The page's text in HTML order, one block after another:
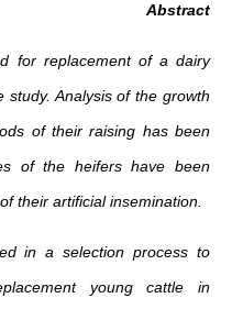
Abstract
for replacement of a dairy
Analysis of the growth
of their raising has been
of the heifers have been
their artificial insemination.
in a selection process to
young cattle in